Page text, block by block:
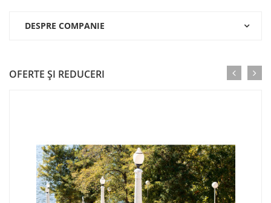
DESPRE COMPANIE
OFERTE ŞI REDUCERI